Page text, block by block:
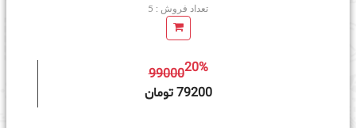
تعداد فروش : 5
9900020%
79200 تومان